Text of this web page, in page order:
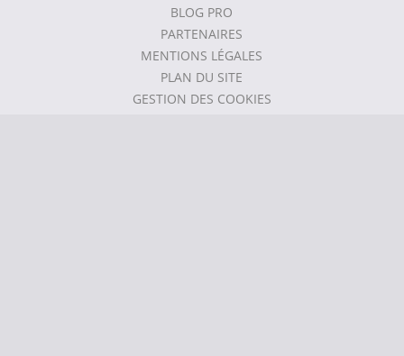
BLOG PRO
PARTENAIRES
MENTIONS LÉGALES
PLAN DU SITE
GESTION DES COOKIES